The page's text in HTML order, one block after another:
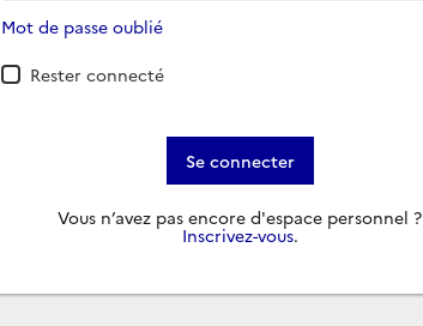
Mot de passe oublié
Rester connecté
Se connecter
Vous n’avez pas encore d'espace personnel ?
Inscrivez-vous.